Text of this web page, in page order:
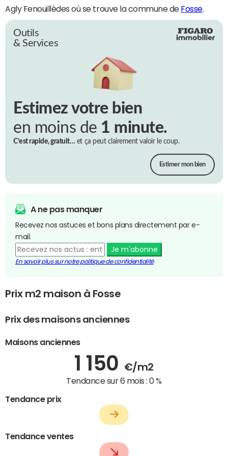
Agly Fenouillèdes où se trouve la commune de Fosse
Outils
& Services
Estimez votre bien
en moins de 1 minute.
C’est rapide, gratuit…et ça peut clairement valoir le coup.
Estimer mon bien
A ne pas manquer
Recevez nos astuces et bons plans directement par e-
mail.
Je m'abonne
En savoir plus sur notre politique de confidentialité
Prix m2 maison à Fosse
Prix des maisons anciennes
Maisons anciennes
1 150 €/m2
Tendance sur 6 mois :0 %
Tendance prix
Tendance ventes